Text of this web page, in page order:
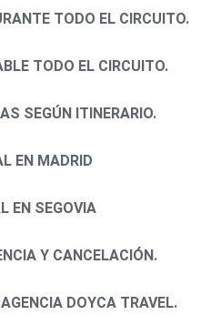
TODO EL CIRCUITO.
TODO EL CIRCUITO.
SEGÚN ITINERARIO.
EN MADRID
EN SEGOVIA
Y CANCELACIÓN.
DOYCA TRAVEL.